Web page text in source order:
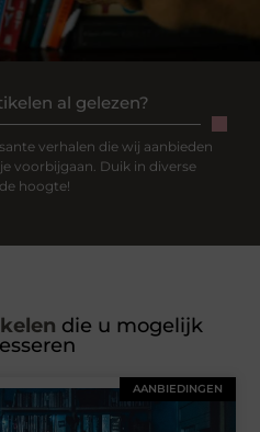
al gelezen?
verhalen die wij aanbieden
voorbijgaan. Duik in diverse
hoogte!
die u mogelijk
AANBIEDINGEN